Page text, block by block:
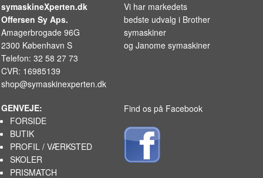
symaskineXperten.dk
Offersen Sy Aps.
Amagerbrogade 96G
2300 København S
Telefon: 32 58 27 73
CVR: 16985139
shop@symaskinexperten.dk
Vi har markedets
bedste udvalg i Brother
symaskiner
og Janome symaskiner
GENVEJE:
FORSIDE
BUTIK
PROFIL / VÆRKSTED
SKOLER
PRISMATCH
Find os på Facebook